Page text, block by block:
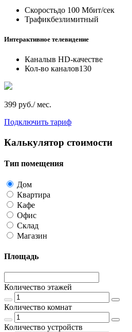
Скоростьдо 100 Мбит/сек
Трафикбезлимитный
Интерактивное телевидение
Каналыв HD-качестве
Кол-во каналов130
399 руб./ мес.
Подключить тариф
Калькулятор стоимости
Тип помещения
Дом
Квартира
Кафе
Офис
Склад
Магазин
Площадь
Количество этажей
Количество комнат
Количество устройств